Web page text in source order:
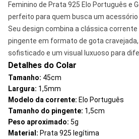
Feminino de Prata 925 Elo Português e
perfeito para quem busca um acessório
Seu design combina a clássica
pingente em formato de gota
sofisticado e um visual luxuoso para
Detalhes do Colar
Tamanho: 45cm
Largura: 1,5mm
Modelo da corrente: Elo Português
Tamanho do pingente: 1,5cm
Peso aproximado: 5g
Material: Prata 925 legítima